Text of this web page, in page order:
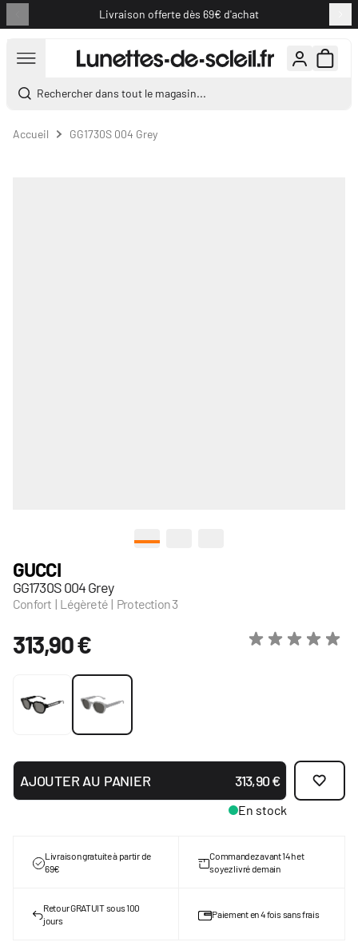
Livraison offerte dès 69€ d'achat
Rechercher dans tout le magasin...
Accueil GG1730S 004 Grey
GUCCI
GG1730S 004 Grey
Confort | Légèreté | Protection 3
313,90 €
AJOUTER AU PANIER 313,90 €
En stock
Livraison gratuite à partir de
69€
Commandez avant 14h et
soyez livré demain
Retour GRATUIT sous 100
jours
Paiement en 4 fois sans frais